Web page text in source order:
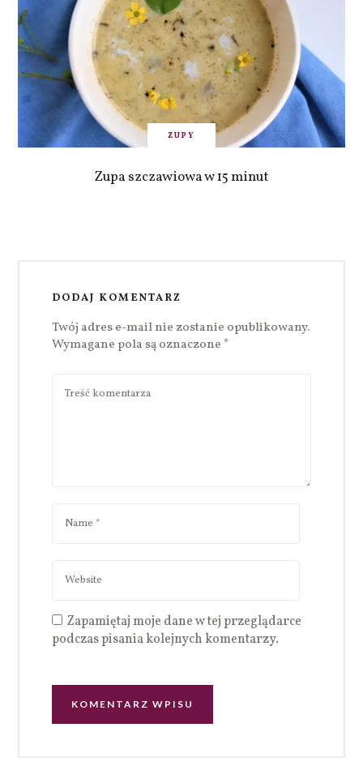
ZUPY
Zupa szczawiowa w 15 minut
DODAJ KOMENTARZ
Twój adres e-mail nie zostanie opublikowany.
Wymagane pola są oznaczone *
Zapamiętaj moje dane w tej przeglądarce
podczas pisania kolejnych komentarzy.